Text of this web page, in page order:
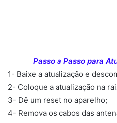
Passo a Passo para
1- Baixe a atualização e
2- Coloque a atualização na
3- Dê um reset no aparelho;
4- Remova os cabos das